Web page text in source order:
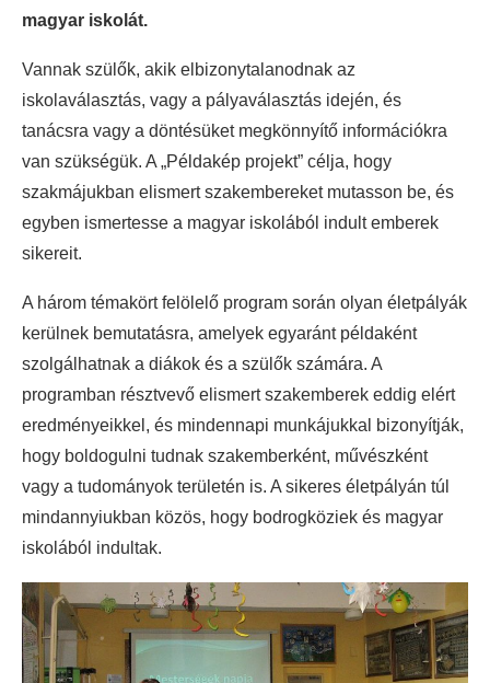
magyar iskolát.
Vannak szülők, akik elbizonytalanodnak az
iskolaválasztás, vagy a pályaválasztás idején, és
tanácsra vagy a döntésüket megkönnyítő információkra
van szükségük. A „Példakép projekt” célja, hogy
szakmájukban elismert szakembereket mutasson be, és
egyben ismertesse a magyar iskolából indult emberek
sikereit.
A három témakört felölelő program során olyan életpályák
kerülnek bemutatásra, amelyek egyaránt példaként
szolgálhatnak a diákok és a szülők számára. A
programban résztvevő elismert szakemberek eddig elért
eredményeikkel, és mindennapi munkájukkal bizonyítják,
hogy boldogulni tudnak szakemberként, művészként
vagy a tudományok területén is. A sikeres életpályán túl
mindannyiukban közös, hogy bodrogköziek és magyar
iskolából indultak.